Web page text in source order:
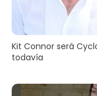
Kit Connor será
todavía